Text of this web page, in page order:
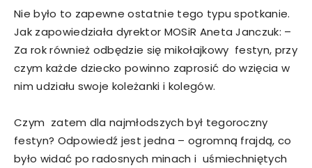
Nie było to zapewne ostatnie tego typu spotkanie.
Jak zapowiedziała dyrektor MOSiR Aneta Janczuk: –
Za rok również odbędzie się mikołajkowy festyn, przy
czym każde dziecko powinno zaprosić do wzięcia w
nim udziału swoje koleżanki i kolegów.
Czym zatem dla najmłodszych był tegoroczny
festyn? Odpowiedź jest jedna – ogromną frajdą, co
było widać po radosnych minach i uśmiechniętych